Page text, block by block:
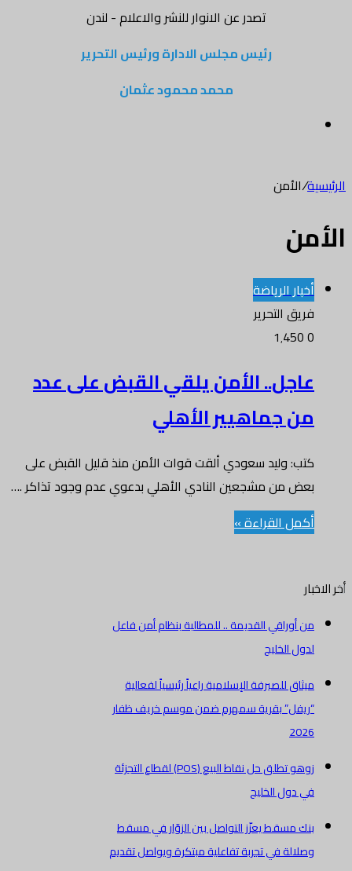
تصدر عن الانوار للنشر والاعلام - لندن
رئيس مجلس الادارة ورئيس التحرير
محمد محمود عثمان
الرئيسية/الأمن
الأمن
أخبار الرياضة
فريق التحرير
0
عاجل.. الأمن يلقي القبض على عدد
من جماهيير الأهلي
كتب: وليد سعودي ألقت قوات الأمن منذ قليل القبض على
بعض من مشجعين النادي الأهلي بدعوي عدم وجود تذاكر .…
أكمل القراءة »
أخر الاخبار
من أوراقي القديمة .. للمطالبة بنظام أمن فاعل
لدول الخليج
ميثاق للصيرفة الإسلامية راعياً رئيسياً لفعالية
“ريفل” بقرية سمهرم ضمن موسم خريف ظفار
2026
زوهو تطلق حل نقاط البيع (POS) لقطاع التجزئة
في دول الخليج
بنك مسقط يعزّز التواصل بين الزوّار في مسقط
وصلالة في تجربة تفاعلية مبتكرة ويواصل تقديم